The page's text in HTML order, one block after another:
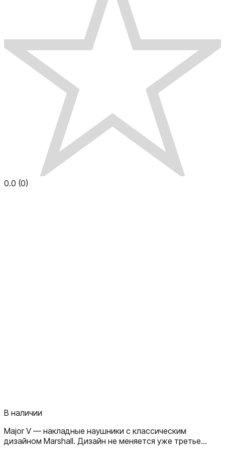
0.0 (0)
В наличии
Major V — накладные наушники с классическим
дизайном Marshall. Дизайн не меняется уже третье